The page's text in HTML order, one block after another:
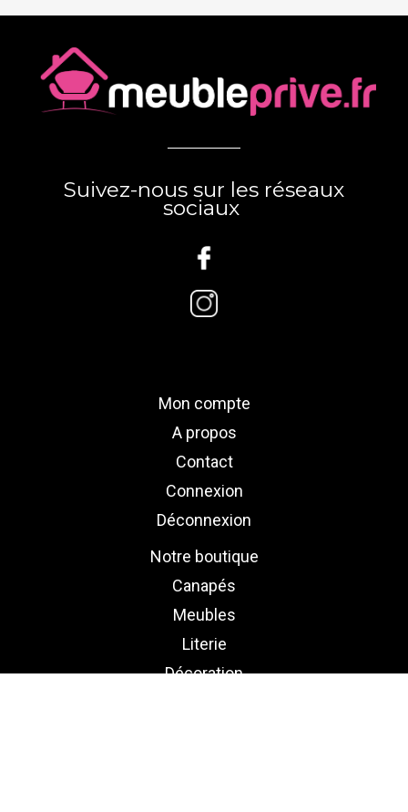
Suivez-nous sur les réseaux
sociaux
Mon compte
A propos
Contact
Connexion
Déconnexion
Notre boutique
Canapés
Meubles
Literie
Décoration